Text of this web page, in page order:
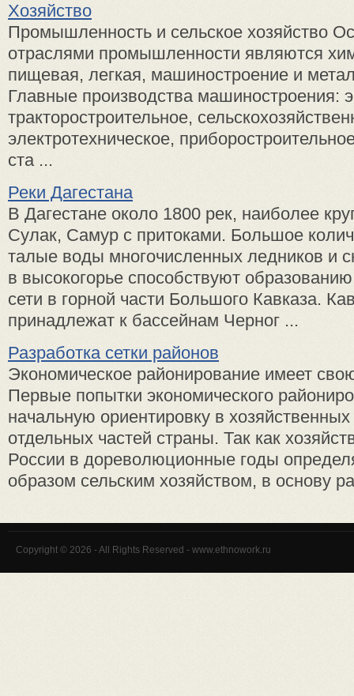
Хозяйство
Промышленность и сельское хозяйство
отраслями промышленности являются
пищевая, легкая, машиностроение и
Главные производства машиностроения:
тракторостроительное,
электротехническое,
ста ...
Реки Дагестана
В Дагестане около 1800 рек, наиболее
Сулак, Самур с притоками. Большое
талые воды многочисленных ледников и
в высокогорье способствуют образованию
сети в горной части Большого Кавказа.
принадлежат к бассейнам Черног ...
Разработка сетки районов
Экономическое районирование имеет
Первые попытки экономического
начальную ориентировку в
отдельных частей страны. Так как
России в дореволюционные годы
образом сельским хозяйством, в основу
Copyright © 2026 - All Rights Reserved - www.ethnowork.ru